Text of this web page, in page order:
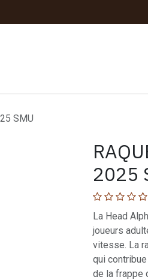
SMU
2025
La Head
joueurs
vitesse. La
qui
de la frappe